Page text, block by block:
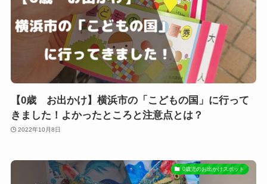
【0歳 お出かけ】横浜市の「こどもの国」に行って
きました！よかったところと注意点とは？
2022年10月8日
0歳児のお出かけスポット